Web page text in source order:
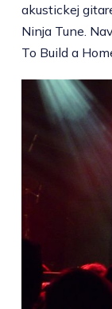
akustickej
Ninja Tune.
To Build a